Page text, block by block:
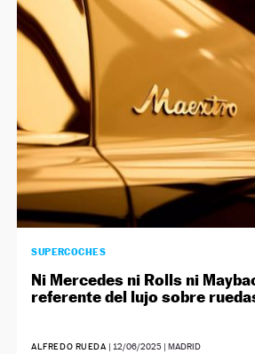
NEWSLETTER
SUPERCOCHES
Ni Mercedes ni Rolls ni
referente del lujo sobre
ALFREDO RUEDA | 12/06/2025| MADRID